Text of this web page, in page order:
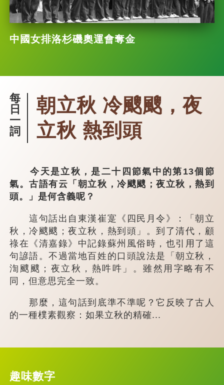
中國女排洛杉磯奧運會奪金
每
日
一
詞
朝立秋 冷颼颼，夜
立秋 熱到頭
今天是立秋，是二十四節氣中的第13個節
氣。古語有云「朝立秋，冷颼颼；夜立秋，熱到
頭。」是何含義呢？
這句話出自東漢崔寔《四民月令》：「朝立
秋，冷颼颼；夜立秋，熱到頭」。到了清代，顧
祿在《清嘉錄》中記錄蘇州風俗時，也引用了這
句諺語。不過當地百姓的口頭說法是「朝立秋，
渹颼颼；夜立秋，熱吽吽」。雖然用字略有不
同，但意思完全一致。
那麼，這句話到底準不準呢？它反映了古人
的一種樸素觀察：如果立秋的精確...
趣味數字